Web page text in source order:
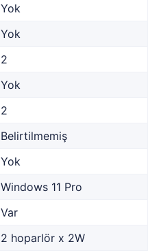
Yok
Yok
2
Yok
2
Belirtilmemiş
Yok
Windows 11 Pro
Var
2 hoparlör x 2W